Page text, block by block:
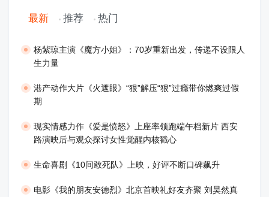
最新 推荐 热门
​杨紫琼主演《魔方小姐》：70岁重新出发，传递不设限人
生力量
港产动作大片《火遮眼》“狠”解压“狠”过瘾带你燃爽过假
期
现实情感力作《爱是愤怒》上座率领跑端午档新片 西安
路演映后与观众探讨女性觉醒内核戳心
生命喜剧《10间敢死队》上映，好评不断口碑飙升
​电影《我的朋友安德烈》北京首映礼好友齐聚 刘昊然真